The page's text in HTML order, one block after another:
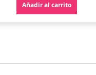
Añadir al carrito